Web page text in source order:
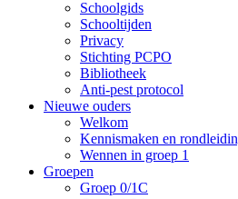
Schoolgids
Schooltijden
Privacy
Stichting PCPO
Bibliotheek
Anti-pest protocol
Nieuwe ouders
Welkom
Kennismaken en
Wennen in groep 1
Groepen
Groep 0/1C